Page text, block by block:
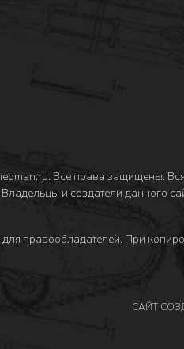
Все права защищены.
и создатели данного
правообладателей. При
САЙТ